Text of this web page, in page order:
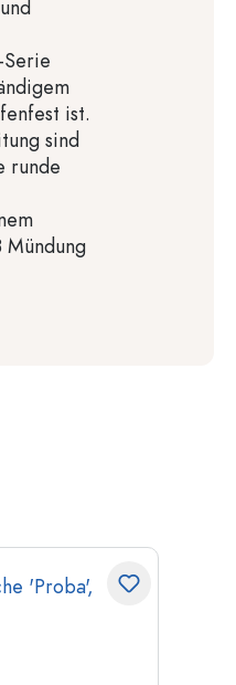
ist.
sind
runde
Mündung